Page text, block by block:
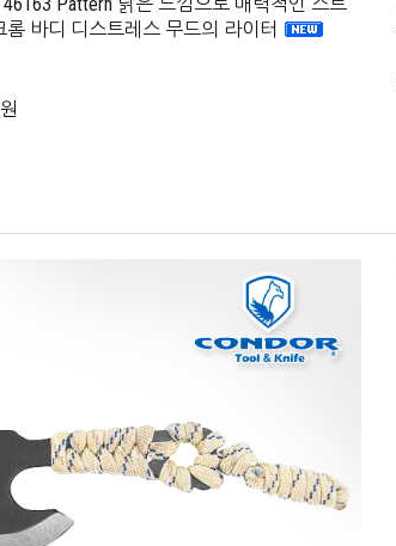
롬 바디 디스트레스 무드의 라이터